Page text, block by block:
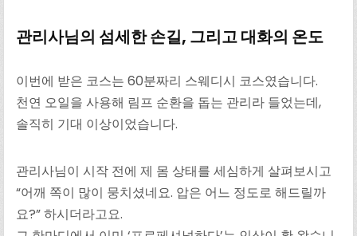
관리사님의 섬세한 손길, 그리고 대화의 온도
이번에 받은 코스는 60분짜리 스웨디시 코스였습니다.
천연 오일을 사용해 림프 순환을 돕는 관리라 들었는데,
솔직히 기대 이상이었습니다.
관리사님이 시작 전에 제 몸 상태를 세심하게 살펴보시고
“어깨 쪽이 많이 뭉치셨네요. 압은 어느 정도로 해드릴까
요?” 하시더라고요.